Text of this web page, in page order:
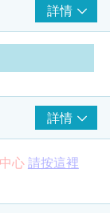
詳情
詳情
心請按這裡